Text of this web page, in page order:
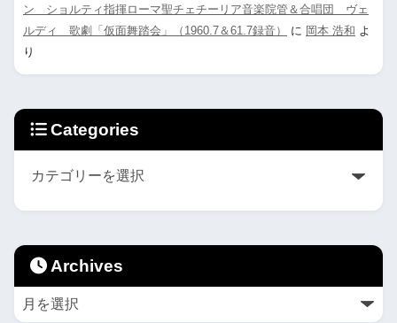
ン ショルティ指揮ローマ聖チェチーリア音楽院管＆合唱団 ヴェ
ルディ 歌劇「仮面舞踏会」（1960.7＆61.7録音）
に 岡本 浩和 よ
り
Categories
Archives